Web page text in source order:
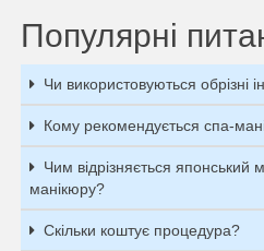
Популярні
Чи використовуються обрізні
Кому рекомендується спа-
Чим відрізняється японський
манікюру?
Скільки коштує процедура?